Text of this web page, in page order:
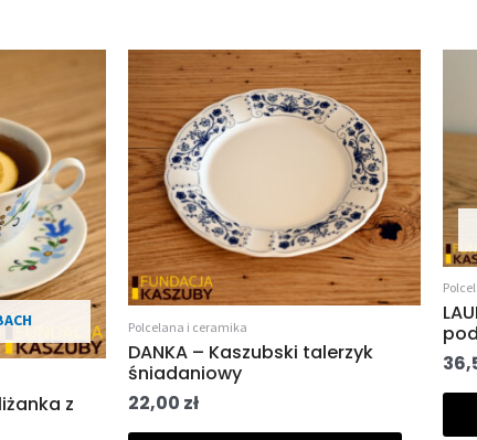
z
Polcelana i ceramika
DANKA – Kaszubski talerzyk
śniadaniowy
22,00 zł